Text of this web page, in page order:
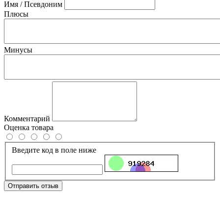
Имя / Псевдоним
Плюсы
Минусы
Комментарий
Оценка товара
Введите код в поле ниже
Отправить отзыв